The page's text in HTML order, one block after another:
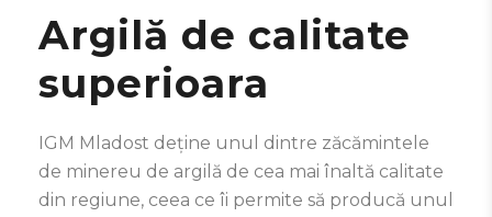
Argilă de calitate
superioara
IGM Mladost deține unul dintre zăcămintele
de minereu de argilă de cea mai înaltă calitate
din regiune, ceea ce îi permite să producă unul